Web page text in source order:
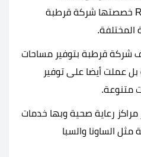
Residence Compound خصصتها شركة قرطبة
المختلفة.
شركة قرطبة بتوفير مساحات
بل عملت أيضا على توفير
متنوعة.
مراكز رعاية صحية وبها خدمات
مثل الساونا والسبا